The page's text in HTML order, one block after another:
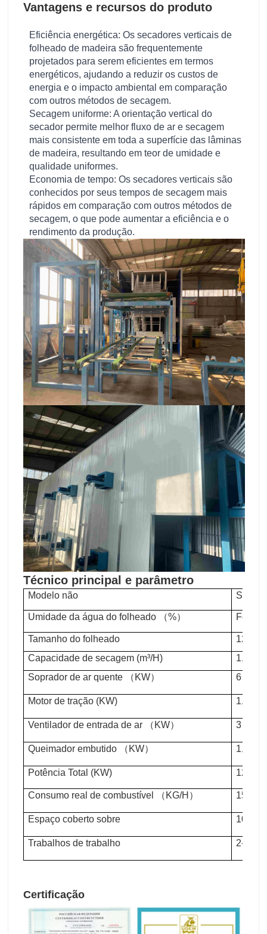
Vantagens e recursos do produto
Eficiência energética: Os secadores verticais de
folheado de madeira são frequentemente
projetados para serem eficientes em termos
energéticos, ajudando a reduzir os custos de
energia e o impacto ambiental em comparação
com outros métodos de secagem.
Secagem uniforme: A orientação vertical do
secador permite melhor fluxo de ar e secagem
mais consistente em toda a superfície das lâminas
de madeira, resultando em teor de umidade e
qualidade uniformes.
Economia de tempo: Os secadores verticais são
conhecidos por seus tempos de secagem mais
rápidos em comparação com outros métodos de
secagem, o que pode aumentar a eficiência e o
rendimento da produção.
Técnico principal e parâmetro
Modelo não
Umidade da água do folheado （%）
Tamanho do folheado
1270
Capacidade de secagem (m³/H)
1,5
Soprador de ar quente （KW）
6 (600
Motor de tração (KW) 1,5
Ventilador de entrada de ar （KW） 3
Queimador embutido （KW） 1,5
Potência Total (KW) 12
Consumo real de combustível （KG/H） 150
Espaço coberto sobre
Trabalhos de trabalho 2-3
Certificação